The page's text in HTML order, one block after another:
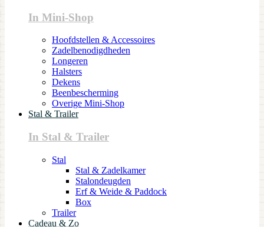
In Mini-Shop
Hoofdstellen & Accessoires
Zadelbenodigdheden
Longeren
Halsters
Dekens
Beenbescherming
Overige Mini-Shop
Stal & Trailer
In Stal & Trailer
Stal
Stal & Zadelkamer
Stalondeugden
Erf & Weide & Paddock
Box
Trailer
Cadeau & Zo